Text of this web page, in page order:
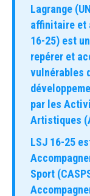
Lagrange
affinitaire et
16-25) est
repérer et
vulnérables
par les
Artistiques
LSJ 16-25
Sport